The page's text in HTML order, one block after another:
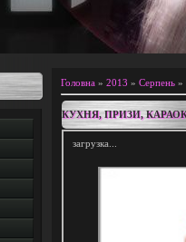
Головна » 2013 » Серпень »
КУХНЯ, ПРИЗИ,
загрузка...